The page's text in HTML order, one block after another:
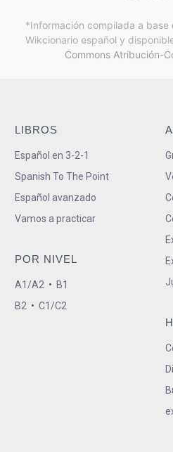
*Información compilada a
Wikcionario español y
Commons Atribución-
LIBROS
Español en 3-2-1
Spanish To The Point
Español avanzado
Vamos a practicar
POR NIVEL
A1/A2 • B1
B2 • C1/C2